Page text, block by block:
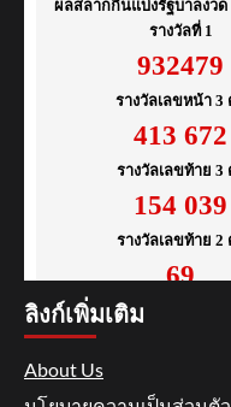
ลิงก์เพิ่มเติม
About Us